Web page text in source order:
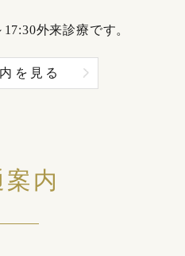
外来診療です。
を見る
内